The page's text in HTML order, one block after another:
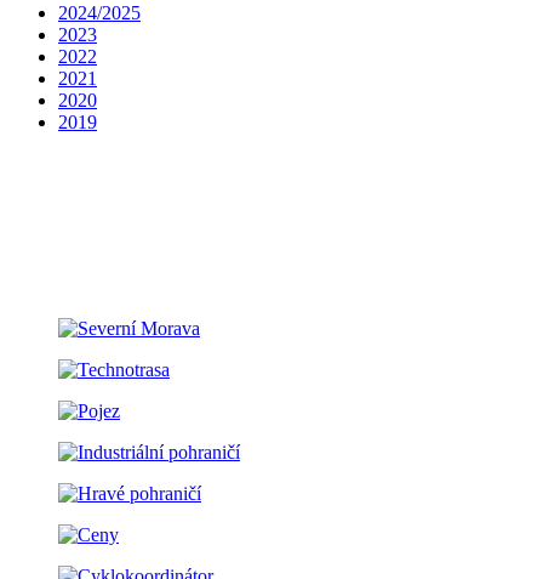
2024/2025
2023
2022
2021
2020
2019